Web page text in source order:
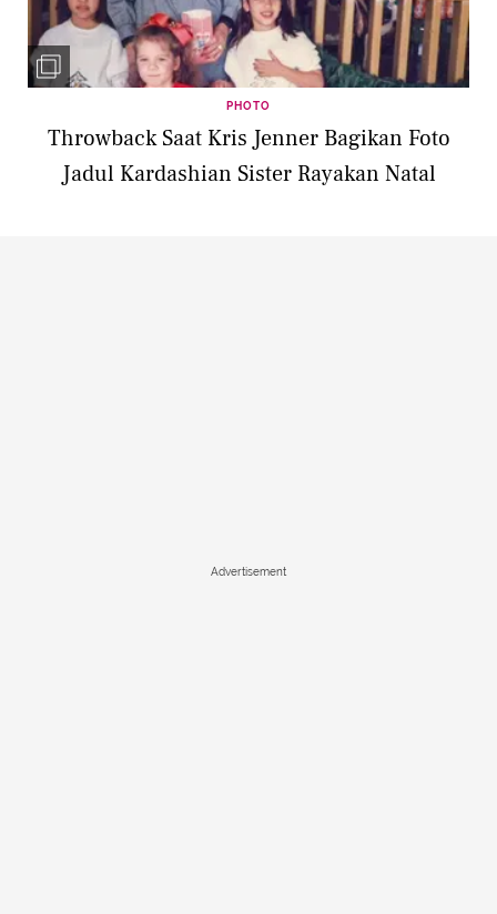
PHOTO
Throwback Saat Kris Jenner Bagikan Foto
Jadul Kardashian Sister Rayakan Natal
Advertisement